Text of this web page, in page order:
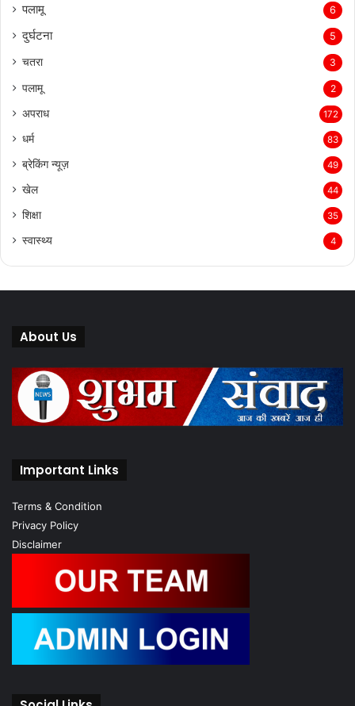
पलामू 6
दुर्घटना 5
चतरा 3
पलामू 2
अपराध 172
धर्म 83
ब्रेकिंग न्यूज़ 49
खेल 44
शिक्षा 35
स्वास्थ्य 4
About Us
Important Links
Terms & Condition
Privacy Policy
Disclaimer